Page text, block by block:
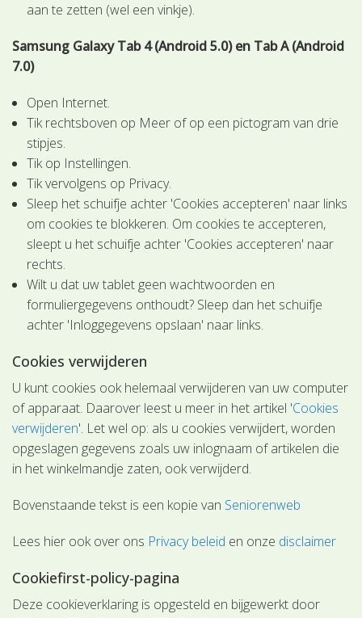
aan te zetten (wel een vinkje).
Samsung Galaxy Tab 4 (Android 5.0) en Tab A (Android
7.0)
Open Internet.
Tik rechtsboven op Meer of op een pictogram van drie
stipjes.
Tik op Instellingen.
Tik vervolgens op Privacy.
Sleep het schuifje achter 'Cookies accepteren' naar links
om cookies te blokkeren. Om cookies te accepteren,
sleept u het schuifje achter 'Cookies accepteren' naar
rechts.
Wilt u dat uw tablet geen wachtwoorden en
formuliergegevens onthoudt? Sleep dan het schuifje
achter 'Inloggegevens opslaan' naar links.
Cookies verwijderen
U kunt cookies ook helemaal verwijderen van uw computer
of apparaat. Daarover leest u meer in het artikel 'Cookies
verwijderen'. Let wel op: als u cookies verwijdert, worden
opgeslagen gegevens zoals uw inlognaam of artikelen die
in het winkelmandje zaten, ook verwijderd.
Bovenstaande tekst is een kopie van Seniorenweb
Lees hier ook over ons Privacy beleid en onze disclaimer
Cookiefirst-policy-pagina
Deze cookieverklaring is opgesteld en bijgewerkt door